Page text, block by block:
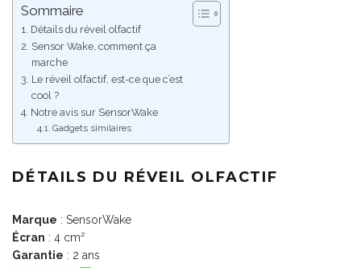
Sommaire
Détails du réveil olfactif
Sensor Wake, comment ça
marche
Le réveil olfactif, est-ce que c’est
cool ?
Notre avis sur SensorWake
Gadgets similaires
DÉTAILS DU RÉVEIL OLFACTIF
Marque : SensorWake
Écran : 4 cm²
Garantie : 2 ans